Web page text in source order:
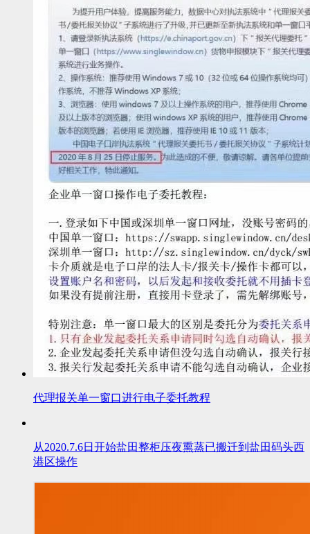
代理报关单一窗口进行电子委托教程
从2020.7.6日开始盐田整柜压夜熏蒸已搬迁到盐田码头西
港区操作